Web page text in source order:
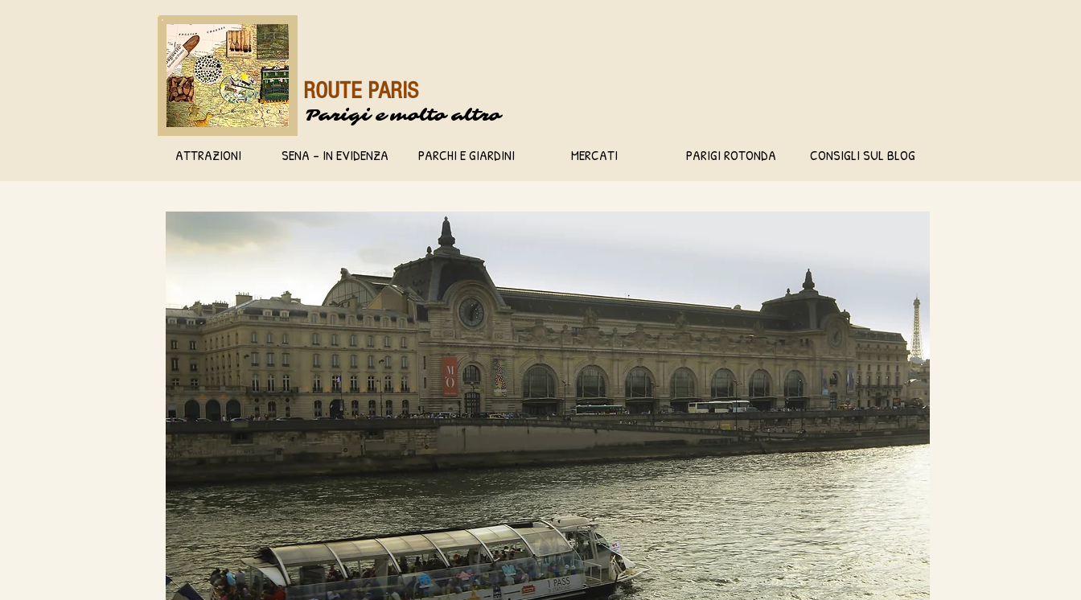
ROUTE PARIS
Parigi e molto altro
ATTRAZIONI SENA - IN EVIDENZA PARCHI E GIARDINI MERCATI PARIGI ROTONDA CONSIGLI SUL BLOG